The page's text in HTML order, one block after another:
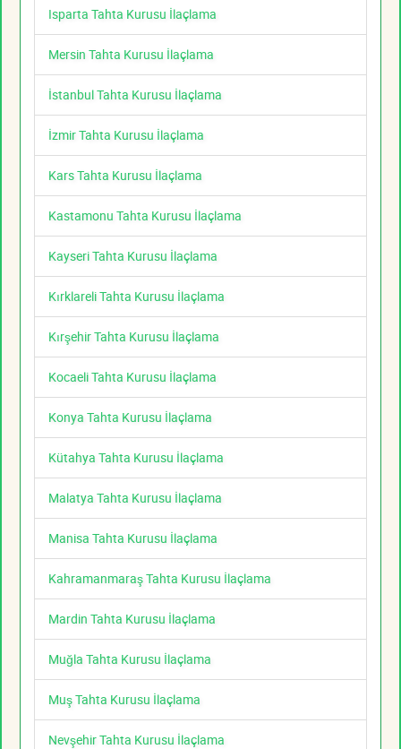
Isparta Tahta Kurusu İlaçlama
Mersin Tahta Kurusu İlaçlama
İstanbul Tahta Kurusu İlaçlama
İzmir Tahta Kurusu İlaçlama
Kars Tahta Kurusu İlaçlama
Kastamonu Tahta Kurusu İlaçlama
Kayseri Tahta Kurusu İlaçlama
Kırklareli Tahta Kurusu İlaçlama
Kırşehir Tahta Kurusu İlaçlama
Kocaeli Tahta Kurusu İlaçlama
Konya Tahta Kurusu İlaçlama
Kütahya Tahta Kurusu İlaçlama
Malatya Tahta Kurusu İlaçlama
Manisa Tahta Kurusu İlaçlama
Kahramanmaraş Tahta Kurusu İlaçlama
Mardin Tahta Kurusu İlaçlama
Muğla Tahta Kurusu İlaçlama
Muş Tahta Kurusu İlaçlama
Nevşehir Tahta Kurusu İlaçlama